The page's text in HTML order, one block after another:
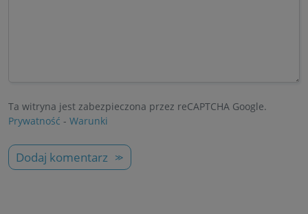
Ta witryna jest zabezpieczona przez reCAPTCHA Google.
Prywatność - Warunki
Dodaj komentarz